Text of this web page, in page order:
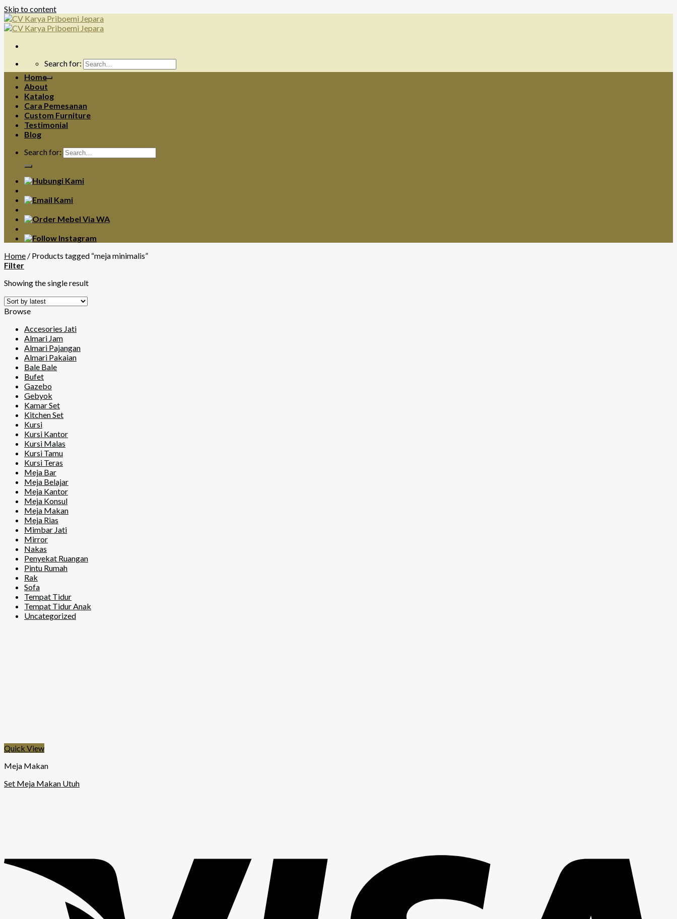
Skip to content
Search for:
Home
About
Katalog
Cara Pemesanan
Custom Furniture
Testimonial
Blog
Search for:
Home / Products tagged “meja minimalis”
Filter
Showing the single result
Browse
Accesories Jati
Almari Jam
Almari Pajangan
Almari Pakaian
Bale Bale
Bufet
Gazebo
Gebyok
Kamar Set
Kitchen Set
Kursi
Kursi Kantor
Kursi Malas
Kursi Tamu
Kursi Teras
Meja Bar
Meja Belajar
Meja Kantor
Meja Konsul
Meja Makan
Meja Rias
Mimbar Jati
Mirror
Nakas
Penyekat Ruangan
Pintu Rumah
Rak
Sofa
Tempat Tidur
Tempat Tidur Anak
Uncategorized
Quick View
Meja Makan
Set Meja Makan Utuh